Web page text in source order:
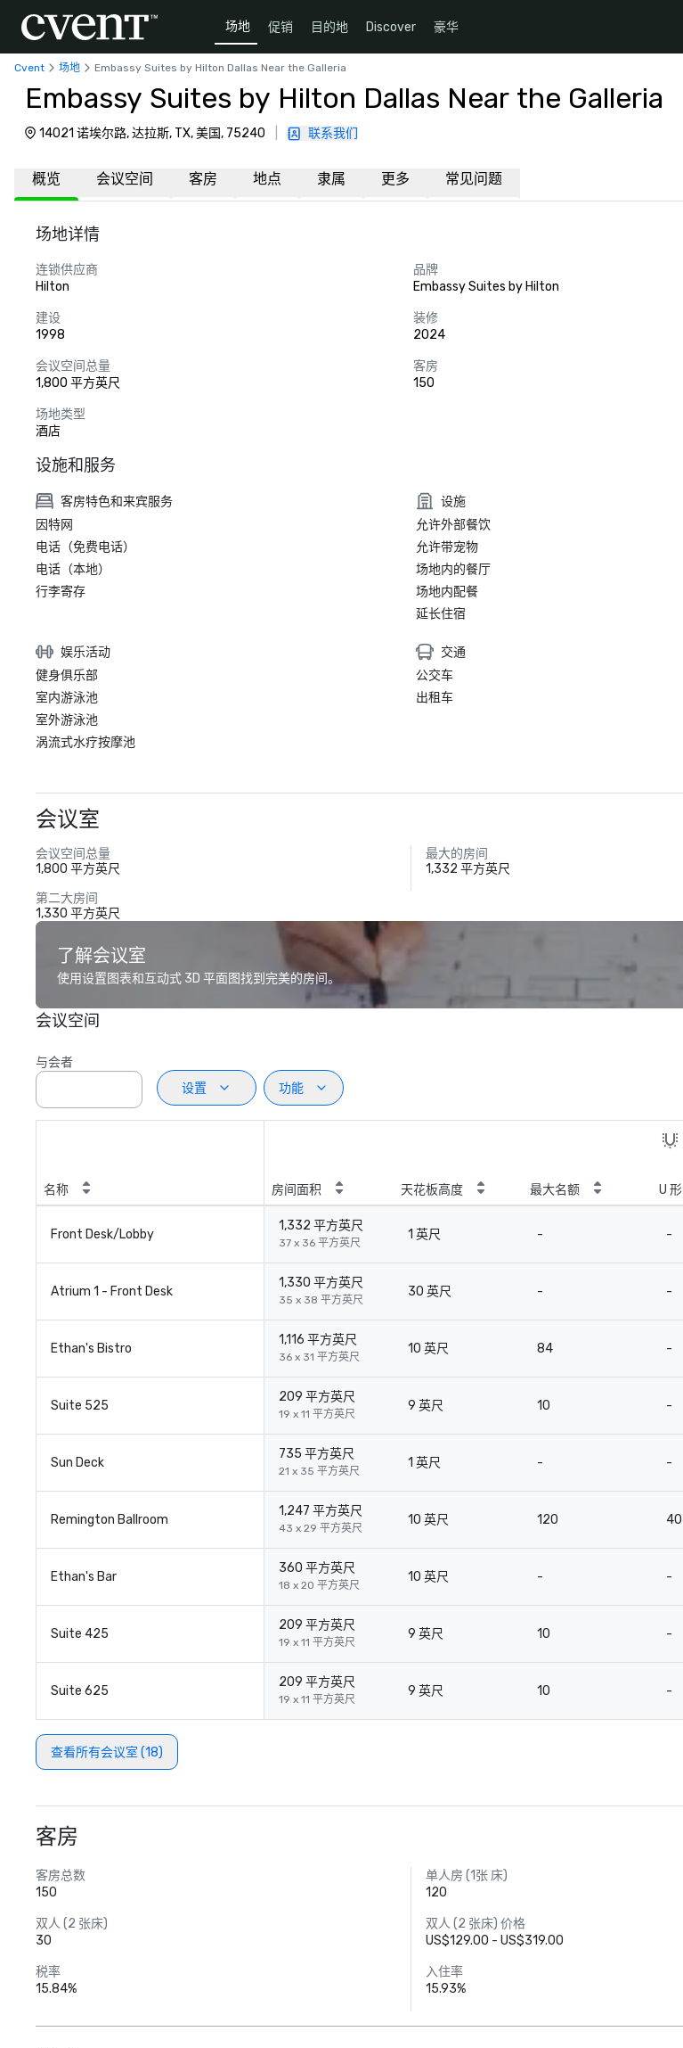
场地 促销 目的地 Discover 豪华
Cvent 场地 Embassy Suites by Hilton Dallas Near the Galleria
Embassy Suites by Hilton Dallas Near the Galleria
14021 诺埃尔路, 达拉斯, TX, 美国, 75240 联系我们
概览 会议空间 客房 地点 隶属 更多 常见问题
场地详情
连锁供应商
Hilton
品牌
Embassy Suites by Hilton
建设
1998
装修
2024
会议空间总量
1,800 平方英尺
客房
150
场地类型
酒店
设施和服务
客房特色和来宾服务
因特网
电话（免费电话）
电话（本地）
行李寄存
设施
允许外部餐饮
允许带宠物
场地内的餐厅
场地内配餐
延长住宿
娱乐活动
健身俱乐部
室内游泳池
室外游泳池
涡流式水疗按摩池
交通
公交车
出租车
会议室
会议空间总量
1,800 平方英尺
最大的房间
1,332 平方英尺
第二大房间
1,330 平方英尺
了解会议室
使用设置图表和互动式 3D 平面图找到完美的房间。
会议空间
与会者
设置
功能
名称 房间面积 天花板高度 最大名额 U 形
Front Desk/Lobby
1,332 平方英尺
37 x 36 平方英尺
1 英尺 - -
Atrium 1 - Front Desk
1,330 平方英尺
35 x 38 平方英尺
30 英尺 - -
Ethan's Bistro
1,116 平方英尺
36 x 31 平方英尺
10 英尺 84 -
Suite 525
209 平方英尺
19 x 11 平方英尺
9 英尺 10 -
Sun Deck
735 平方英尺
21 x 35 平方英尺
1 英尺 - -
Remington Ballroom
1,247 平方英尺
43 x 29 平方英尺
10 英尺 120 40
Ethan's Bar
360 平方英尺
18 x 20 平方英尺
10 英尺 - -
Suite 425
209 平方英尺
19 x 11 平方英尺
9 英尺 10 -
Suite 625
209 平方英尺
19 x 11 平方英尺
9 英尺 10 -
查看所有会议室 (18)
客房
客房总数
150
单人房 (1张 床)
120
双人 (2 张床)
30
双人 (2 张床) 价格
US$129.00 - US$319.00
税率
15.84%
入住率
15.93%